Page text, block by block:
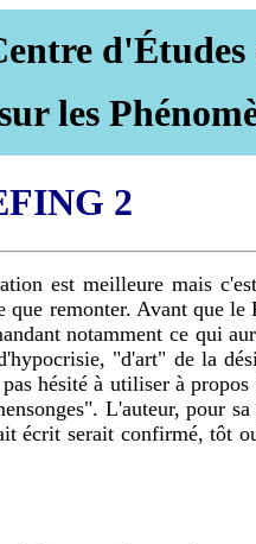
d'Études
sur les
2
est meilleure mais
remonter. Avant que le
notamment ce qui
"d'art" de la
hésité à utiliser à
L'auteur, pour
écrit serait confirmé, tôt